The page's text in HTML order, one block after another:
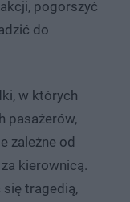
pogorszyć
do
w których
pasażerów,
zależne od
kierownicą.
tragedią,